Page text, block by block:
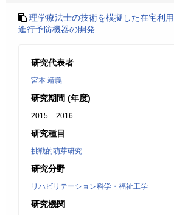
理学療法士の技術を模擬した在宅利
進行予防機器の開発
研究代表者
宮本 靖義
研究期間 (年度)
2015 – 2016
研究種目
挑戦的萌芽研究
研究分野
リハビリテーション科学・福祉工学
研究機関